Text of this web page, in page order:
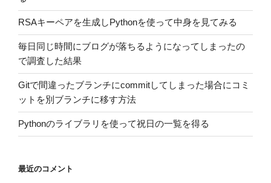
RSAキーペアを生成しPythonを使って中身を見てみる
毎日同じ時間にブログが落ちるようになってしまったの
で調査した結果
Gitで間違ったブランチにcommitしてしまった場合にコミ
ットを別ブランチに移す方法
Pythonのライブラリを使って祝日の一覧を得る
最近のコメント